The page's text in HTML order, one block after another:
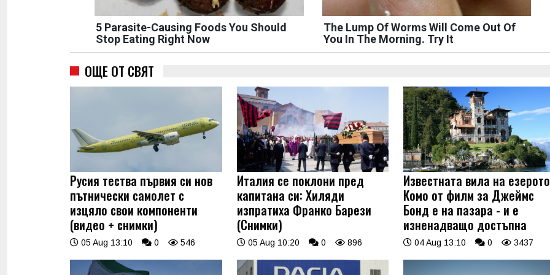
5 Parasite-Causing Foods You Should
Stop Eating Right Now
The Lump Of Worms Will Come Out Of
You In The Morning. Try It
ОЩЕ ОТ СВЯТ
Русия тества първия си нов
пътнически самолет с
изцяло свои компоненти
(видео + снимки)
05 Aug 13:10 0 546
Италия се поклони пред
капитана си: Хиляди
изпратиха Франко Барези
(Снимки)
05 Aug 10:20 0 896
Известната вила на езерото
Комо от филм за Джеймс
Бонд е на пазара - и е
изненадващо достъпна
04 Aug 13:10 0 3437